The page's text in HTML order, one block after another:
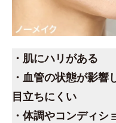
・肌にハリがある
・血管の状態が影響
目立ちにくい
・体調やコンディシ